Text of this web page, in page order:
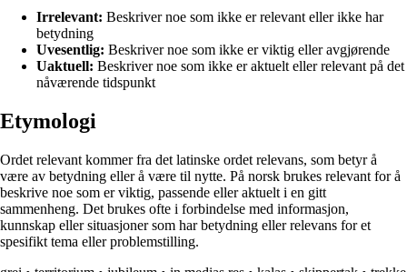
Irrelevant: Beskriver noe som ikke er relevant eller ikke har
betydning
Uvesentlig: Beskriver noe som ikke er viktig eller avgjørende
Uaktuell: Beskriver noe som ikke er aktuelt eller relevant på det
nåværende tidspunkt
Etymologi
Ordet relevant kommer fra det latinske ordet relevans, som betyr å
være av betydning eller å være til nytte. På norsk brukes relevant for å
beskrive noe som er viktig, passende eller aktuelt i en gitt
sammenheng. Det brukes ofte i forbindelse med informasjon,
kunnskap eller situasjoner som har betydning eller relevans for et
spesifikt tema eller problemstilling.